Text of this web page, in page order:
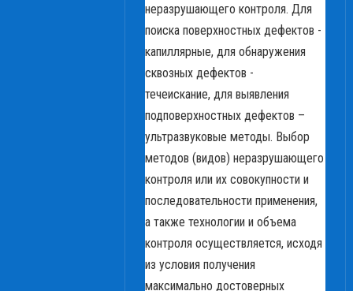
неразрушающего контроля. Для
поиска поверхностных дефектов -
капиллярные, для обнаружения
сквозных дефектов -
течеискание, для выявления
подповерхностных дефектов –
ультразвуковые методы. Выбор
методов (видов) неразрушающего
контроля или их совокупности и
последовательности применения,
а также технологии и объема
контроля осуществляется, исходя
из условия получения
максимально достоверных